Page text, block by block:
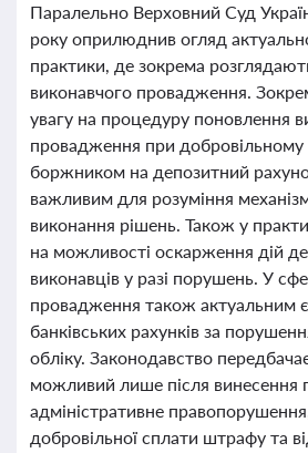
Паралельно Верховний Суд
року оприлюднив огляд
практики, де зокрема
виконавчого провадження.
увагу на процедуру поновлення
провадження при добровільному
боржником на депозитний
важливим для розуміння
виконання рішень. Також у
на можливості оскарження дій
виконавців у разі порушень. У
провадження також актуальним
банківських рахунків за
обліку. Законодавство
можливий лише після винесення
адміністративне
добровільної сплати штрафу та